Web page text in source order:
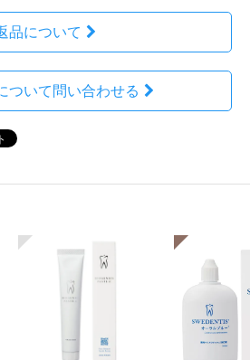
品について
ついて問い合わせる